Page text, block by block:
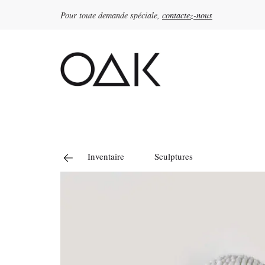
Pour toute demande spéciale, contactez-nous
Rechercher :
Inventaire Sculptures